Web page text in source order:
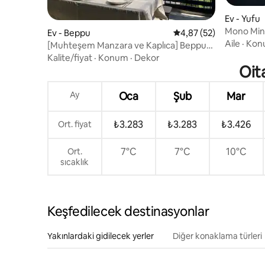
Ev - Beppu 5 üzerinden ortalama
4,87 (52)
[Muhteşem Manzara ve Kaplıca] Beppu
Körfezi Manzarası | Doğrudan Kaynaktan
Kişi | 2 Araç için Ücretsiz Otopark
Kalite/fiyat · Konum · Dekor
Ev - Yufu
Mono
modern
Aile ·
Ay Oca Şub Mar
Ort. fiyat ₺3.283 ₺3.283 ₺3.426
Ort.
sıcaklık
7°C 7°C 10°C
Keşfedilecek destinasyonlar
Yakınlardaki gidilecek yerler Diğer konaklama türleri